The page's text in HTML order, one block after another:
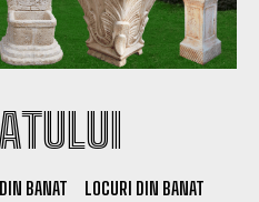
BANAT
LOCURI DIN BANAT